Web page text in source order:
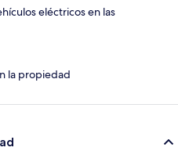
eléctricos en las
la propiedad